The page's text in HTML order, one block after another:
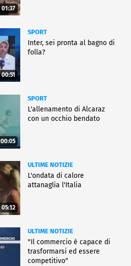
01:37
00:51
SPORT
Inter, sei pronta al bagno di
folla?
00:05
SPORT
L'allenamento di Alcaraz
con un occhio bendato
05:12
ULTIME NOTIZIE
L'ondata di calore
attanaglia l'Italia
ULTIME NOTIZIE
"Il commercio è capace di
trasformarsi ed essere
competitivo"